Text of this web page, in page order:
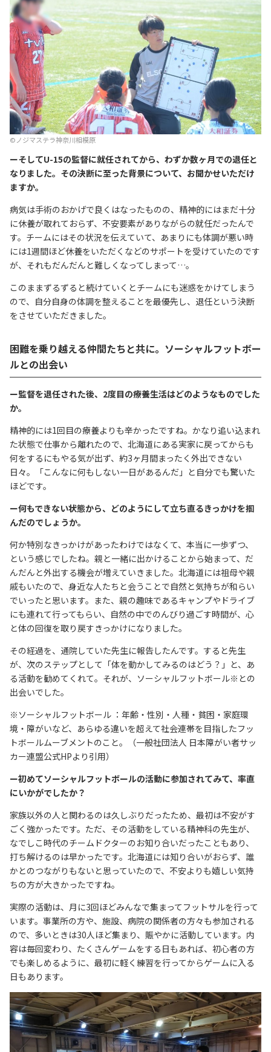
©︎ノジマステラ神奈川相模原
ーそしてU-15の監督に就任されてから、わずか数ヶ月での退任と
なりました。その決断に至った背景について、お聞かせいただけ
ますか。
病気は手術のおかげで良くはなったものの、精神的にはまだ十分
に休養が取れておらず、不安要素がありながらの就任だったんで
す。チームにはその状況を伝えていて、あまりにも体調が悪い時
には1週間ほど休養をいただくなどのサポートを受けていたのです
が、それもだんだんと難しくなってしまって…。
このままずるずると続けていくとチームにも迷惑をかけてしまう
ので、自分自身の体調を整えることを最優先し、退任という決断
をさせていただきました。
困難を乗り越える仲間たちと共に。ソーシャルフットボー
ルとの出会い
ー監督を退任された後、2度目の療養生活はどのようなものでした
か。
精神的には1回目の療養よりも辛かったですね。かなり追い込まれ
た状態で仕事から離れたので、北海道にある実家に戻ってからも
何をするにもやる気が出ず、約3ヶ月間まったく外出できない
日々。「こんなに何もしない一日があるんだ」と自分でも驚いた
ほどです。
ー何もできない状態から、どのようにして立ち直るきっかけを掴
んだのでしょうか。
何か特別なきっかけがあったわけではなくて、本当に一歩ずつ、
という感じでしたね。親と一緒に出かけることから始まって、だ
んだんと外出する機会が増えていきました。北海道には祖母や親
戚もいたので、身近な人たちと会うことで自然と気持ちが和らい
でいったと思います。また、親の趣味であるキャンプやドライブ
にも連れて行ってもらい、自然の中でのんびり過ごす時間が、心
と体の回復を取り戻すきっかけになりました。
その経過を、通院していた先生に報告したんです。すると先生
が、次のステップとして「体を動かしてみるのはどう？」と、あ
る活動を勧めてくれて。それが、ソーシャルフットボール※との
出会いでした。
※ソーシャルフットボール ：年齢・性別・人種・貧困・家庭環
境・障がいなど、あらゆる違いを超えて社会連帯を目指したフッ
トボールムーブメントのこと。（一般社団法人 日本障がい者サッ
カー連盟公式HPより引用）
ー初めてソーシャルフットボールの活動に参加されてみて、率直
にいかがでしたか？
家族以外の人と関わるのは久しぶりだったため、最初は不安がす
ごく強かったです。ただ、その活動をしている精神科の先生が、
なでしこ時代のチームドクターのお知り合いだったこともあり、
打ち解けるのは早かったです。北海道には知り合いがおらず、誰
かとのつながりもないと思っていたので、不安よりも嬉しい気持
ちの方が大きかったですね。
実際の活動は、月に3回ほどみんなで集まってフットサルを行って
います。事業所の方や、施設、病院の関係者の方々も参加される
ので、多いときは30人ほど集まり、賑やかに活動しています。内
容は毎回変わり、たくさんゲームをする日もあれば、初心者の方
でも楽しめるように、最初に軽く練習を行ってからゲームに入る
日もあります。